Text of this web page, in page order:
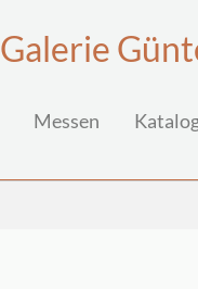
Galerie
Messen